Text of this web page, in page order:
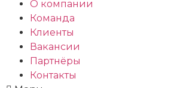
О компании
Команда
Клиенты
Вакансии
Партнёры
Контакты